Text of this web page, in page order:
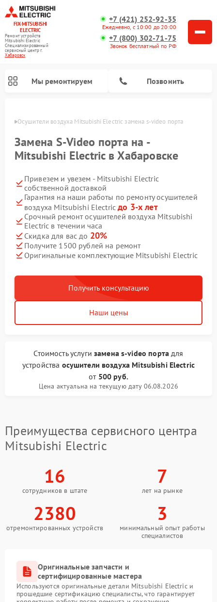
FIX-MITSUBISHI
ELECTRIC
Ремонт устройств
Mitsubishi Electric
Специализированный
cервисный центр г.
Хабаровск
+7 (421) 252-92-35
Ежедневно, с 10:00 до 20:00
+7 (800) 302-71-75
Звонок бесплатный по РФ
Мы ремонтируем Позвонить
Осушители воздуха Mitsubishi Electric замена s-video порта
Замена S-Video порта на -
Mitsubishi Electric в Хабаровске
Привезем и увезем - Mitsubishi Electric
собственной доставкой
Гарантия на наши работы по ремонту осушителей
воздуха Mitsubishi Electricдо 3-х лет
Срочный ремонт осушителей воздуха Mitsubishi
Electric в течении часа
Скидка для вас до 20%
Получите 1500 рублей на ремонт
Оригинальные комплектующие Mitsubishi Electric
Получить консультацию
Наши цены
Стоимость услуги замена s-video портадля
устройства осушители воздуха Mitsubishi Electric
от 500 руб.
Цена актуальна на текущую дату 06.08.2026
Преимущества сервисного центра
Mitsubishi Electric
16
сотрудников в штате
7
лет на рынке
2380
отремонтированных устройств
3
минимальный опыт работы
специалистов
Оригинальные запчасти и
сертифицированные мастера
Используются оригинальные детали Mitsubishi Electric и
прошедшие сертификацию специалисты, что гарантирует